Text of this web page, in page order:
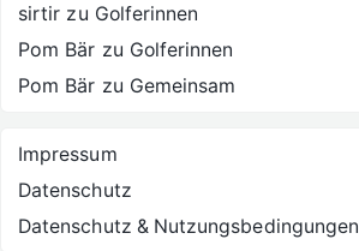
sirtir zu Golferinnen
Pom Bär zu Golferinnen
Pom Bär zu Gemeinsam
Impressum
Datenschutz
Datenschutz & Nutzungsbedingungen